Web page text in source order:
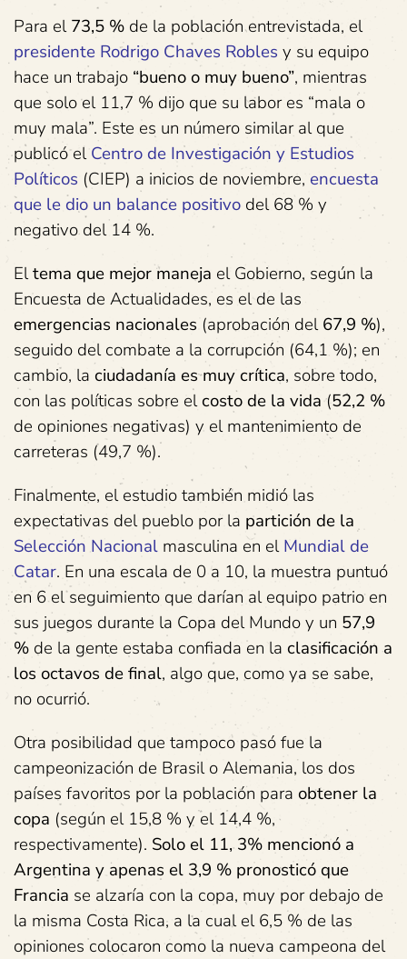
Para el73,5 % de la población entrevistada, el
presidente Rodrigo Chaves Robles y su equipo
hace un trabajo “bueno o muy bueno”, mientras
que solo el 11,7 % dijo que su labor es “mala o
muy mala”. Este es un número similar al que
publicó elCentro de Investigación y Estudios
Políticos (CIEP) a inicios de noviembre, encuesta
que le dio un balance positivo del 68 % y
negativo del 14 %.
Eltema que mejor maneja el Gobierno, según la
Encuesta de Actualidades, es el de las
emergencias nacionales (aprobación del67,9 %),
seguido del combate a la corrupción (64,1 %); en
cambio, la ciudadanía es muy crítica, sobre todo,
con las políticas sobre elcosto de la vida (52,2 %
de opiniones negativas) y el mantenimiento de
carreteras (49,7 %).
Finalmente, el estudio también midió las
expectativas del pueblo por la partición de la
Selección Nacional masculina en elMundial de
Catar. En una escala de 0 a 10, la muestra puntuó
en 6 el seguimiento que darían al equipo patrio en
sus juegos durante la Copa del Mundo y un 57,9
% de la gente estaba confiada en la clasificación a
los octavos de final, algo que, como ya se sabe,
no ocurrió.
Otra posibilidad que tampoco pasó fue la
campeonización de Brasil o Alemania, los dos
países favoritos por la población para obtener la
copa (según el 15,8 % y el 14,4 %,
respectivamente). Solo el 11, 3% mencionó a
Argentina y apenas el 3,9 % pronosticó que
Francia se alzaría con la copa, muy por debajo de
la misma Costa Rica, a la cual el 6,5 % de las
opiniones colocaron como la nueva campeona del